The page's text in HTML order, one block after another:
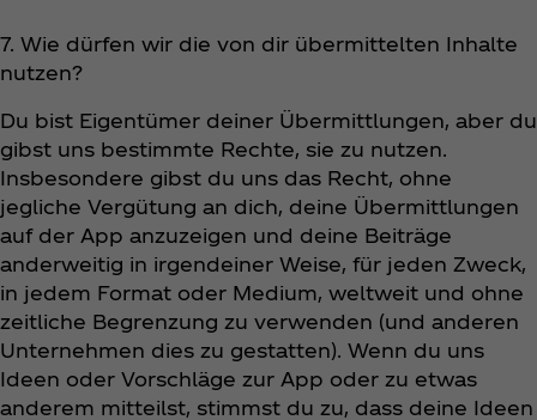
7. Wie dürfen wir die von dir übermittelten Inhalte
nutzen?
Du bist Eigentümer deiner Übermittlungen, aber du
gibst uns bestimmte Rechte, sie zu nutzen.
Insbesondere gibst du uns das Recht, ohne
jegliche Vergütung an dich, deine Übermittlungen
auf der App anzuzeigen und deine Beiträge
anderweitig in irgendeiner Weise, für jeden Zweck,
in jedem Format oder Medium, weltweit und ohne
zeitliche Begrenzung zu verwenden (und anderen
Unternehmen dies zu gestatten). Wenn du uns
Ideen oder Vorschläge zur App oder zu etwas
anderem mitteilst, stimmst du zu, dass deine Ideen